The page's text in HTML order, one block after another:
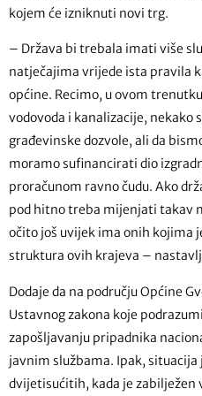
kojem će izniknuti novi trg.
– Država bi trebala imati više
natječajima vrijede ista pravila
općine. Recimo, u ovom
vodovoda i kanalizacije, nekako
građevinske dozvole, ali da
moramo sufinancirati dio
proračunom ravno čudu. Ako
pod hitno treba mijenjati takav
očito još uvijek ima onih kojima
struktura ovih krajeva –
Dodaje da na području Općine
Ustavnog zakona koje
zapošljavanju pripadnika
javnim službama. Ipak, situacija
dvijetisućitih, kada je zabilježen